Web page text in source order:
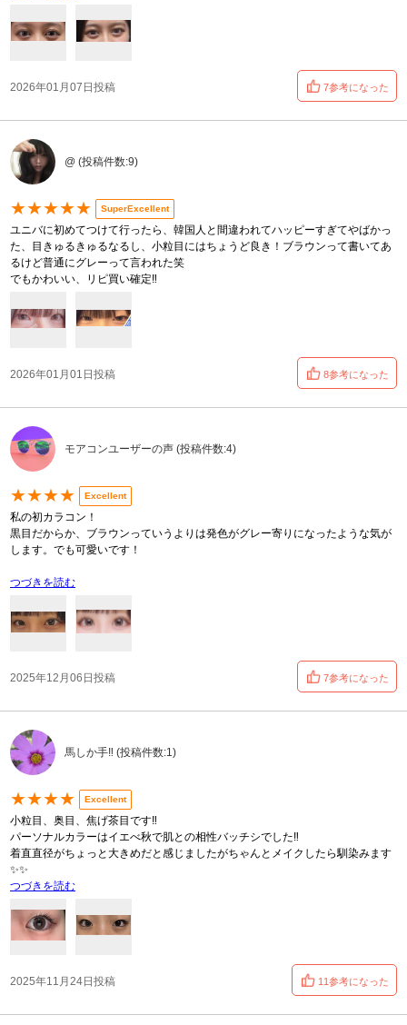
2026年01月07日投稿 7参考になった
@ (投稿件数:9)
★★★★★ SuperExcellent
ユニバに初めてつけて行ったら、韓国人と間違われてハッピーすぎてやばかっ
た、目きゅるきゅるなるし、小粒目にはちょうど良き！ブラウンって書いてあ
るけど普通にグレーって言われた笑
でもかわいい、リピ買い確定‼️
2026年01月01日投稿 8参考になった
モアコンユーザーの声 (投稿件数:4)
★★★★ Excellent
私の初カラコン！
黒目だからか、ブラウンっていうよりは発色がグレー寄りになったような気が
します。でも可愛いです！
つづきを読む
2025年12月06日投稿 7参考になった
馬しか手‼️ (投稿件数:1)
★★★★ Excellent
小粒目、奥目、焦げ茶目です‼️
パーソナルカラーはイエべ秋で肌との相性バッチシでした‼️
着直直径がちょっと大きめだと感じましたがちゃんとメイクしたら馴染みます
✨✨
つづきを読む
2025年11月24日投稿 11参考になった